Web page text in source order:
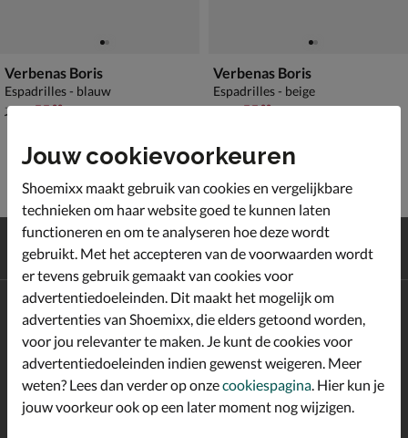
Verbenas Boris
Espadrilles - blauw
van € 79,99 voor € 55,99
79 55,99
Verbenas Boris
Espadrilles - beige
van € 79,99 voor € 55,99
55,99
Gratisverzending en retour*
Achterafbetalen
Altijd op de hoogte zijn?
Schrijf je in voor de Shoemixx nieuwsbrief en ontvang €10,-
welkomstkorting!*
E-mailadres
Jouw cookievoorkeuren
Shoemixx maakt gebruik van cookies en vergelijkbare
technieken om haar website goed te kunnen laten
functioneren en om te analyseren hoe deze wordt
gebruikt. Met het accepteren van de voorwaarden wordt
er tevens gebruik gemaakt van cookies voor
advertentiedoeleinden. Dit maakt het mogelijk om
advertenties van Shoemixx, die elders getoond worden,
voor jou relevanter te maken. Je kunt de cookies voor
advertentiedoeleinden indien gewenst weigeren. Meer
weten? Lees dan verder op onzecookiespagina . Hier kun je
jouw voorkeur ook op een later moment nog wijzigen.